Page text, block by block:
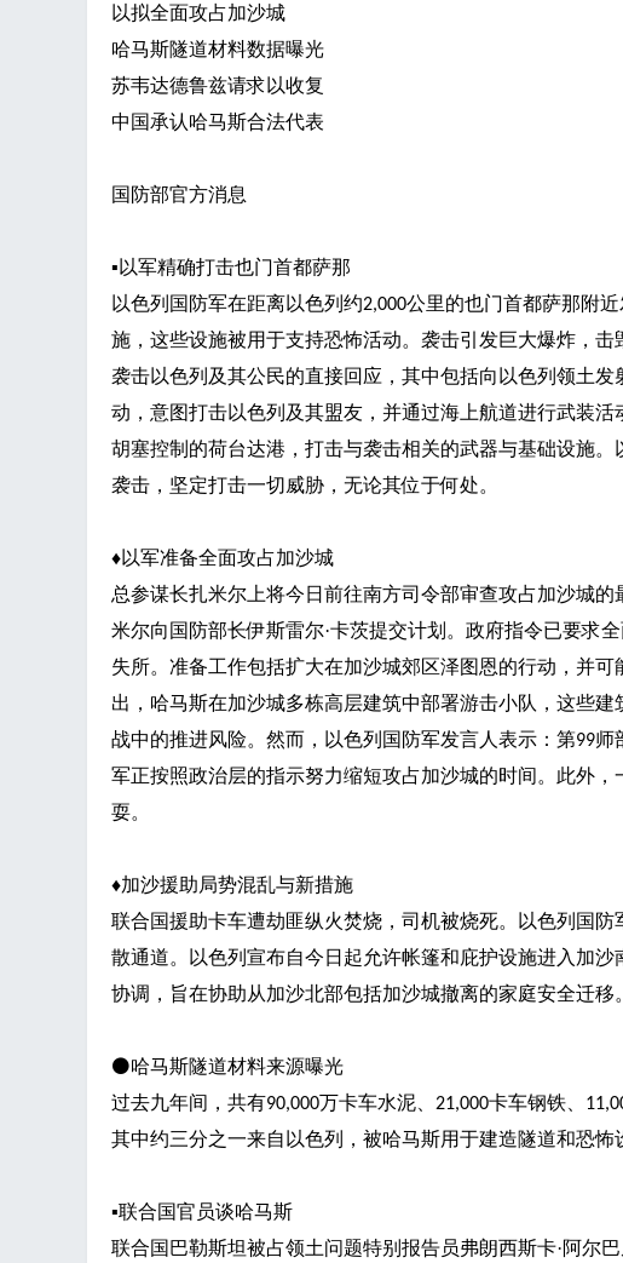
以拟全面攻占加沙城
哈马斯隧道材料数据曝光
苏韦达德鲁兹请求以收复
中国承认哈马斯合法代表
国防部官方消息
▪ 以军精确打击也门首都萨那
以色列国防军在距离以色列约2,000公里的也门首都萨那附
施，这些设施被用于支持恐怖活动。袭击引发巨大爆炸，
袭击以色列及其公民的直接回应，其中包括向以色列领土
动，意图打击以色列及其盟友，并通过海上航道进行武装
胡塞控制的荷台达港，打击与袭击相关的武器与基础设施
袭击，坚定打击一切威胁，无论其位于何处。
♦以军准备全面攻占加沙城
总参谋长扎米尔上将今日前往南方司令部审查攻占加沙城
米尔向国防部长伊斯雷尔·卡茨提交计划。政府指令已要求
失所。准备工作包括扩大在加沙城郊区泽图恩的行动，并
出，哈马斯在加沙城多栋高层建筑中部署游击小队，这些
战中的推进风险。然而，以色列国防军发言人表示：第99师
军正按照政治层的指示努力缩短攻占加沙城的时间。此外
耍。
♦加沙援助局势混乱与新措施
联合国援助卡车遭劫匪纵火焚烧，司机被烧死。以色列国
散通道。以色列宣布自今日起允许帐篷和庇护设施进入加
协调，旨在协助从加沙北部包括加沙城撤离的家庭安全迁移。
⚫哈马斯隧道材料来源曝光
过去九年间，共有90,000万卡车水泥、 21,000卡车钢铁、
其中约三分之一来自以色列，被哈马斯用于建造隧道和恐怖
▪联合国官员谈哈马斯
联合国巴勒斯坦被占领土问题特别报告员弗朗西斯卡·阿尔